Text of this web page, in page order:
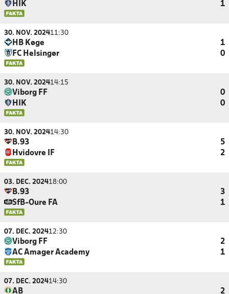
HIK
1
30. NOV. 202411:30
HB Køge
1
FC Helsingør
0
30. NOV. 202414:15
Viborg FF
0
HIK
0
30. NOV. 202414:30
B.93
5
Hvidovre IF
2
03. DEC. 202418:00
B.93
3
SfB-Oure FA
1
07. DEC. 202412:30
Viborg FF
2
AC Amager Academy
1
07. DEC. 202414:30
AB
2